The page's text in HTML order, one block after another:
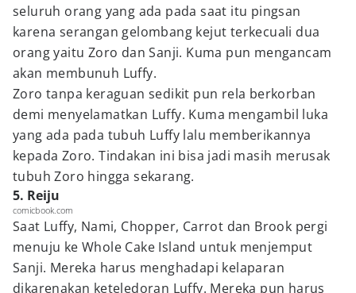
seluruh orang yang ada pada saat itu pingsan
karena serangan gelombang kejut terkecuali dua
orang yaitu Zoro dan Sanji. Kuma pun mengancam
akan membunuh Luffy.
Zoro tanpa keraguan sedikit pun rela berkorban
demi menyelamatkan Luffy. Kuma mengambil luka
yang ada pada tubuh Luffy lalu memberikannya
kepada Zoro. Tindakan ini bisa jadi masih merusak
tubuh Zoro hingga sekarang.
5. Reiju
comicbook.com
Saat Luffy, Nami, Chopper, Carrot dan Brook pergi
menuju ke Whole Cake Island untuk menjemput
Sanji. Mereka harus menghadapi kelaparan
dikarenakan keteledoran Luffy. Mereka pun harus